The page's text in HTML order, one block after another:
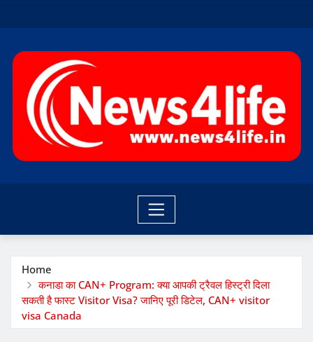
to
Home
कनाडा का CAN+ Program: क्या आपकी ट्रैवल हिस्ट्री दिला
सकती है फास्ट Visitor Visa? जानिए पूरी डिटेल, CAN+ visitor
visa Canada